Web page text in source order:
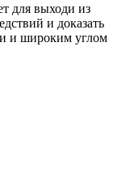
для выходи из
и доказать
и широким углом